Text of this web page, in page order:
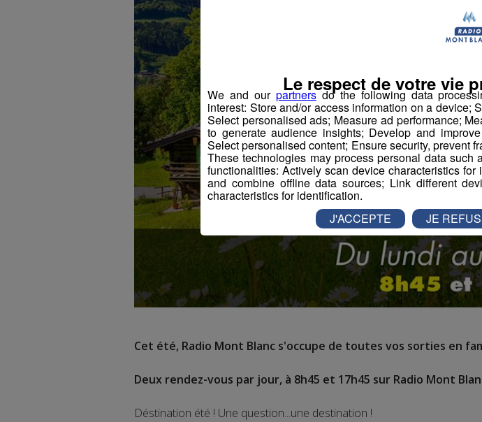
Cet été, Radio Mont Blanc s'occupe de toutes vos sorties en
Deux rendez-vous par jour, à 8h45 et 17h45 sur Radio Mont
Déstination été ! Une question...une destination !
We and our partnersdo the following data
interest: Store and/or access information on a device;
Select personalised ads; Measure ad performance;
to generate audience insights; Develop and
Select personalised content; Ensure security, prevent
These technologies may process personal data
functionalities: Actively scan device characteristics
and combine offline data sources; Link different
characteristics for identification.
Le respect de votre vie
J'ACCEPTE JE